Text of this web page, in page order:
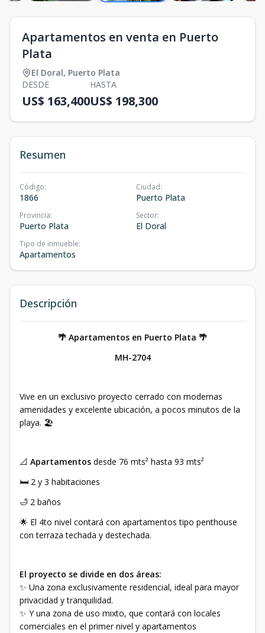
Apartamentos en venta en Puerto
Plata
El Doral, Puerto Plata
DESDE
US$ 163,400
HASTA
US$ 198,300
Resumen
Código:
1866
Ciudad:
Puerto Plata
Provincia:
Puerto Plata
Sector:
El Doral
Tipo de inmueble:
Apartamentos
Descripción
🌴 Apartamentos en Puerto Plata 🌴
MH-2704
Vive en un exclusivo proyecto cerrado con modernas
amenidades y excelente ubicación, a pocos minutos de la
playa. 🏖️
📐 Apartamentos desde 76 mts² hasta 93 mts²
🛏️ 2 y 3 habitaciones
🛁 2 baños
🌟 El 4to nivel contará con apartamentos tipo penthouse
con terraza techada y destechada.
El proyecto se divide en dos áreas:
✨ Una zona exclusivamente residencial, ideal para mayor
privacidad y tranquilidad.
✨ Y una zona de uso mixto, que contará con locales
comerciales en el primer nivel y apartamentos